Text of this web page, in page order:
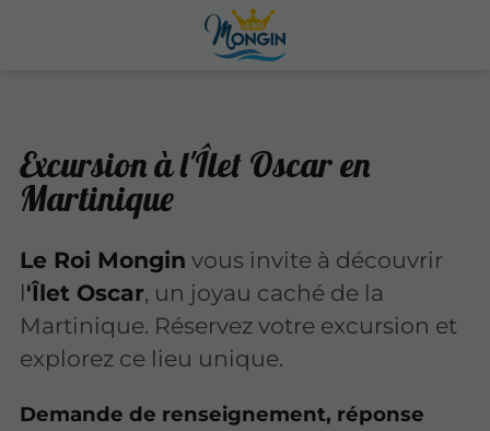
Excursion à l'Îlet Oscar en
Martinique
Le Roi Mongin vous invite à découvrir
l'Îlet Oscar, un joyau caché de la
Martinique. Réservez votre excursion et
explorez ce lieu unique.
Demande de renseignement, réponse